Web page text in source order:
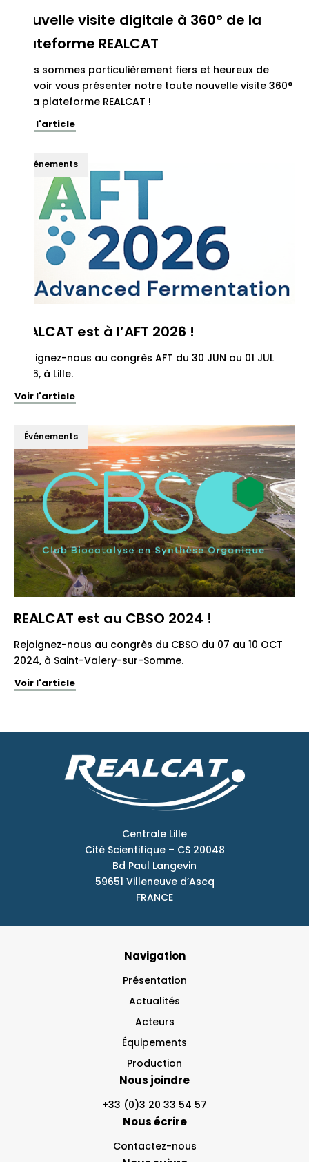
Nouvelle visite digitale à 360° de la
plateforme REALCAT
Nous sommes particulièrement fiers et heureux de
pouvoir vous présenter notre toute nouvelle visite 360°
de la plateforme REALCAT !
Voir l'article
Événements
REALCAT est à l’AFT 2026 !
Rejoignez-nous au congrès AFT du 30 JUN au 01 JUL
2026, à Lille.
Voir l'article
Événements
REALCAT est au CBSO 2024 !
Rejoignez-nous au congrès du CBSO du 07 au 10 OCT
2024, à Saint-Valery-sur-Somme.
Voir l'article
Centrale Lille
Cité Scientifique – CS 20048
Bd Paul Langevin
59651 Villeneuve d’Ascq
FRANCE
Navigation
Présentation
Actualités
Acteurs
Équipements
Production
Nous joindre
+33 (0)3 20 33 54 57
Nous écrire
Contactez-nous